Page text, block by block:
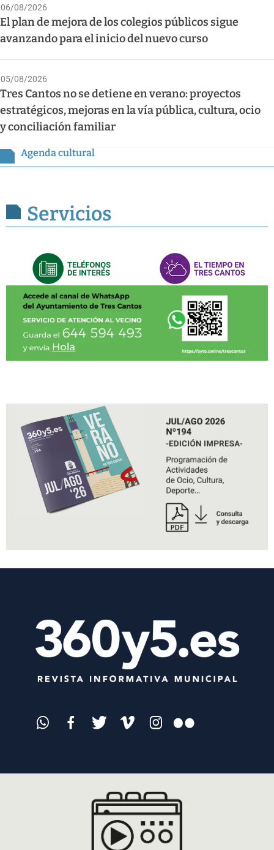
06/08/2026
El plan de mejora de los colegios públicos sigue
avanzando para el inicio del nuevo curso
05/08/2026
Tres Cantos no se detiene en verano: proyectos
estratégicos, mejoras en la vía pública, cultura, ocio
y conciliación familiar
Agenda cultural
Servicios